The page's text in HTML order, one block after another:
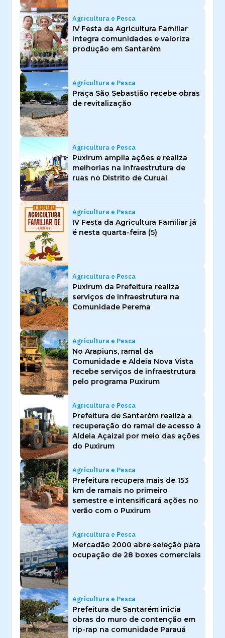
Agricultura e Pesca
IV Festa da Agricultura Familiar
integra comunidades e valoriza
produção em Santarém
Agricultura e Pesca
Praça São Sebastião recebe obras
de revitalização
Agricultura e Pesca
Puxirum amplia ações e realiza
melhorias na infraestrutura de
ruas no Distrito de Curuai
Agricultura e Pesca
IV Festa da Agricultura Familiar já
é nesta quarta-feira (5)
Agricultura e Pesca
Puxirum da Prefeitura realiza
serviços de infraestrutura na
Comunidade Perema
Agricultura e Pesca
No Arapiuns, ramal da
Comunidade e Aldeia Nova Vista
recebe serviços de infraestrutura
pelo programa Puxirum
Agricultura e Pesca
Prefeitura de Santarém realiza a
recuperação do ramal de acesso à
Aldeia Açaizal por meio das ações
do Puxirum
Agricultura e Pesca
Prefeitura recupera mais de 153
km de ramais no primeiro
semestre e intensificará ações no
verão com o Puxirum
Agricultura e Pesca
Mercadão 2000 abre seleção para
ocupação de 28 boxes comerciais
Agricultura e Pesca
Prefeitura de Santarém inicia
obras do muro de contenção em
rip-rap na comunidade Parauá